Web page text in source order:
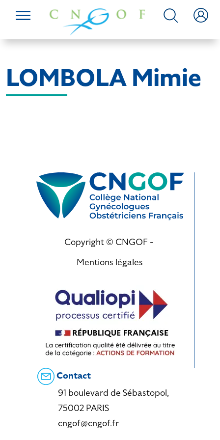
LOMBOLA Mimie
Copyright © CNGOF -
Mentions légales
Contact
91 boulevard de Sébastopol,
75002 PARIS
cngof@cngof.fr